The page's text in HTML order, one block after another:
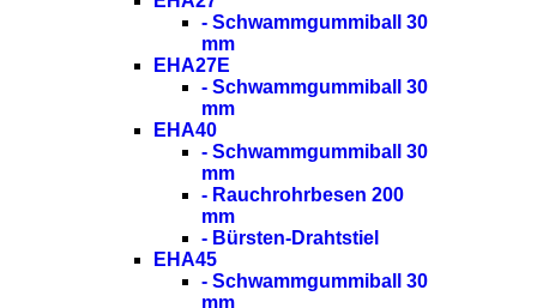
- Schwammgummiball 30
mm
EHA27E
- Schwammgummiball 30
mm
EHA40
- Schwammgummiball 30
mm
- Rauchrohrbesen 200
mm
- Bürsten-Drahtstiel
EHA45
- Schwammgummiball 30
mm